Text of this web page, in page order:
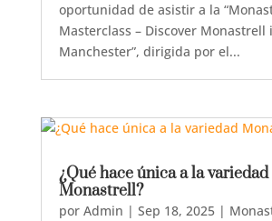
oportunidad de asistir a la
Masterclass – Discover Monastrell
Manchester”, dirigida por el...
¿Qué hace única a la variedad
Monastrell?
por Admin | Sep 18, 2025|